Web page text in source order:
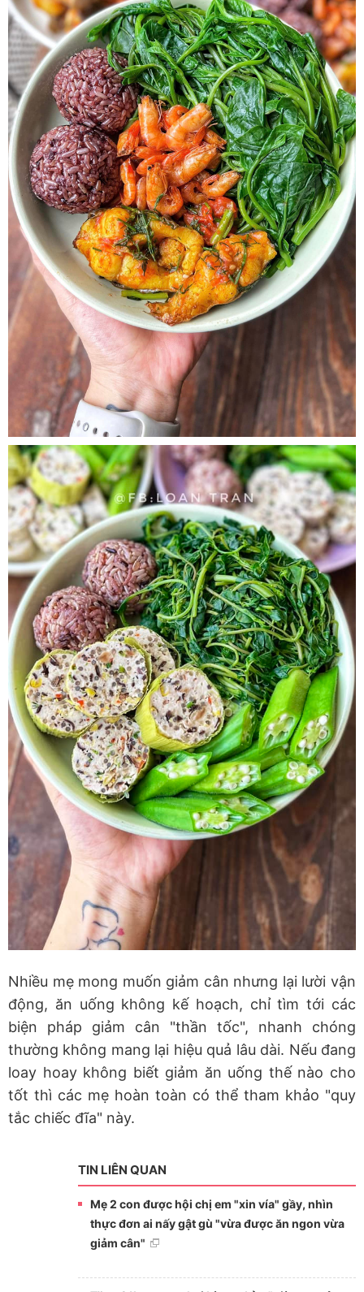
Nhiều mẹ mong muốn giảm cân nhưng lại lười vận
động, ăn uống không kế hoạch, chỉ tìm tới các
biện pháp giảm cân "thần tốc", nhanh chóng
thường không mang lại hiệu quả lâu dài. Nếu đang
loay hoay không biết giảm ăn uống thế nào cho
tốt thì các mẹ hoàn toàn có thể tham khảo "quy
tắc chiếc đĩa" này.
TIN LIÊN QUAN
Mẹ 2 con được hội chị em "xin vía" gầy, nhìn
thực đơn ai nấy gật gù "vừa được ăn ngon vừa
giảm cân"